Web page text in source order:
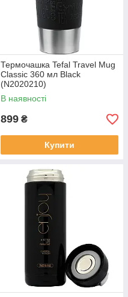
Термочашка Tefal Travel Mug
Classic 360 мл Black
(N2020210)
В наявності
899 ₴
Купити